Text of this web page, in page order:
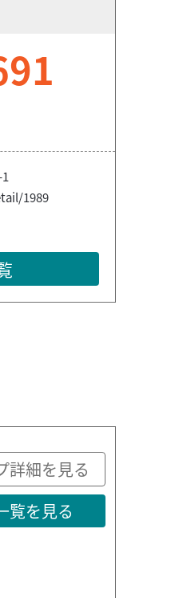
1989
詳細を見る
覧を見る